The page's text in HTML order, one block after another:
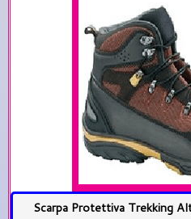
Scarpa Protettiva Trekking